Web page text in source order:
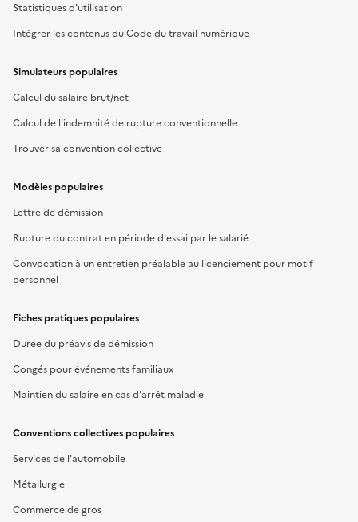
Statistiques d'utilisation
Intégrer les contenus du Code du travail numérique
Simulateurs populaires
Calcul du salaire brut/net
Calcul de l'indemnité de rupture conventionnelle
Trouver sa convention collective
Modèles populaires
Lettre de démission
Rupture du contrat en période d'essai par le salarié
Convocation à un entretien préalable au licenciement pour motif
personnel
Fiches pratiques populaires
Durée du préavis de démission
Congés pour événements familiaux
Maintien du salaire en cas d'arrêt maladie
Conventions collectives populaires
Services de l'automobile
Métallurgie
Commerce de gros